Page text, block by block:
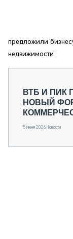
СПЕЦПРОЕКТЫ
МЕРОПРИЯТИЯ
СТАТЬИ ПО
предложили
недвижимости
ВТБ И ПИК
НОВЫЙ
5 июня 2026 Новости